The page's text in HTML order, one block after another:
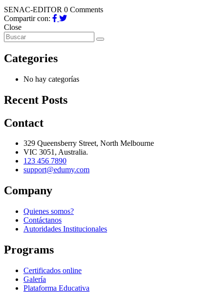
SENAC-EDITOR 0 Comments
Compartir con:
Close
Categories
No hay categorías
Recent Posts
Contact
329 Queensberry Street, North Melbourne
VIC 3051, Australia.
123 456 7890
support@edumy.com
Company
Quienes somos?
Contáctanos
Autoridades Institucionales
Programs
Certificados online
Galería
Plataforma Educativa